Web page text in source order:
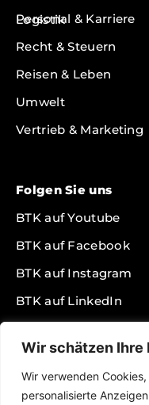
Wir schätzen Ihre
Wir verwenden
personalisierte
Logistik
Personal & Karriere
Recht & Steuern
Reisen & Leben
Umwelt
Vertrieb & Marketing
Folgen Sie uns
BTK auf Youtube
BTK auf Facebook
BTK auf Instagram
BTK auf LinkedIn
BTK auf TikTok
BTK Podcast auf